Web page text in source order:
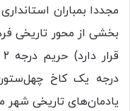
مجددا بمباران
بخشی از محور تاریخی
درجه یک کاخ
یادمان‌های تاریخی شهر